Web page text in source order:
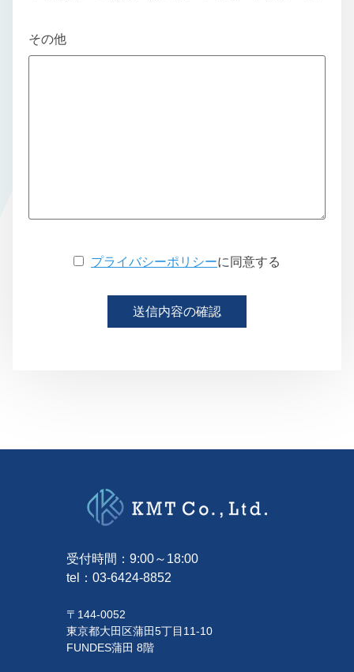
その他
プライバシーポリシーに同意する
受付時間：9:00～18:00
tel： 03-6424-8852
〒144-0052
東京都大田区蒲田5丁目11-10
FUNDES蒲田 8階